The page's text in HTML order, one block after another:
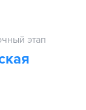
этап